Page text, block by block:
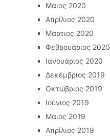
Μάιος 2020
Απρίλιος 2020
Μάρτιος 2020
Φεβρουάριος 2020
Ιανουάριος 2020
Δεκέμβριος 2019
Οκτώβριος 2019
Ιούνιος 2019
Μάιος 2019
Απρίλιος 2019